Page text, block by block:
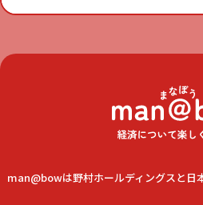
man@bowは野村ホールディングスと日